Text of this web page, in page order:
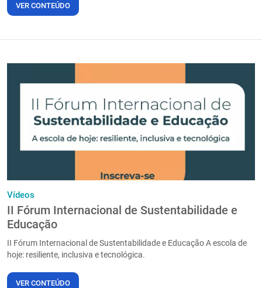
VER CONTEÚDO
Vídeos
II Fórum Internacional de Sustentabilidade e
Educação
II Fórum Internacional de Sustentabilidade e Educação A escola de
hoje: resiliente, inclusiva e tecnológica.
VER CONTEÚDO